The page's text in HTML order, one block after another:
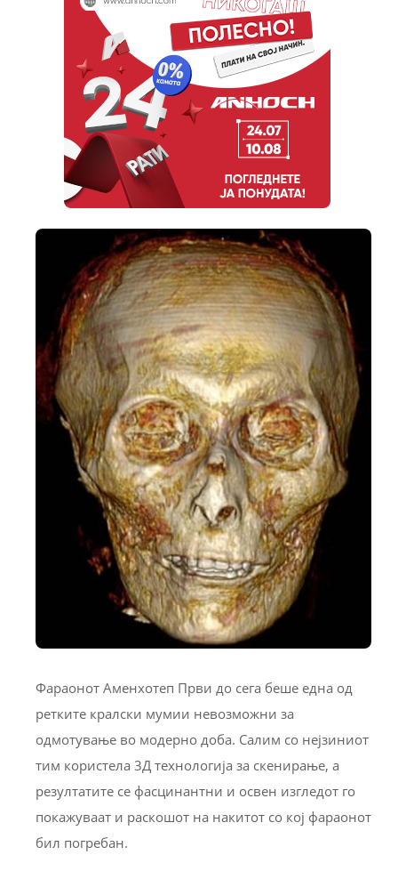
Фараонот Аменхотеп Први до сега беше една од
ретките кралски мумии невозможни за
одмотување во модерно доба. Салим со нејзиниот
тим користела 3Д технологија за скенирање, а
резултатите се фасцинантни и освен изгледот го
покажуваат и раскошот на накитот со кој фараонот
бил погребан.